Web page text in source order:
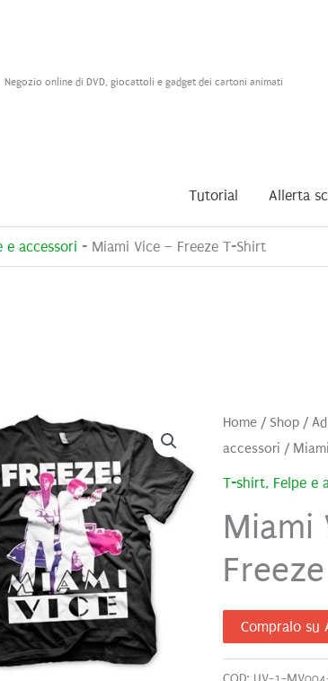
Negozio online di DVD, giocattoli e gadget dei cartoni animati
Tutorial Allerta
e accessori - Miami Vice – Freeze T-Shirt
Home/ Shop/
accessori /
T-shirt, Felpe e
Miami
Compralo su